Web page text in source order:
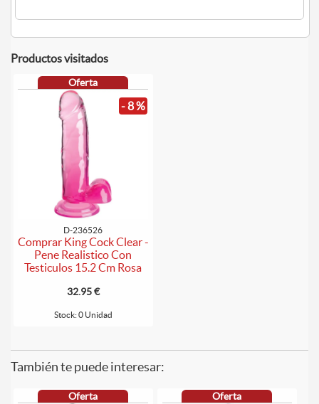
Productos visitados
Oferta
- 8 %
D-236526
Comprar King Cock Clear -
Pene Realistico Con
Testiculos 15.2 Cm Rosa
32.95 €
Stock: 0 Unidad
También te puede interesar:
Oferta Oferta